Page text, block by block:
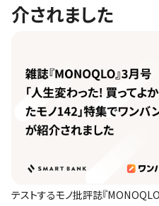
介されました
テストするモノ批評誌『MONOQLO